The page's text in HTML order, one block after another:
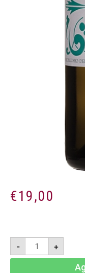
€19,00
-
Misco
2023-
Verdicchio
dei
+